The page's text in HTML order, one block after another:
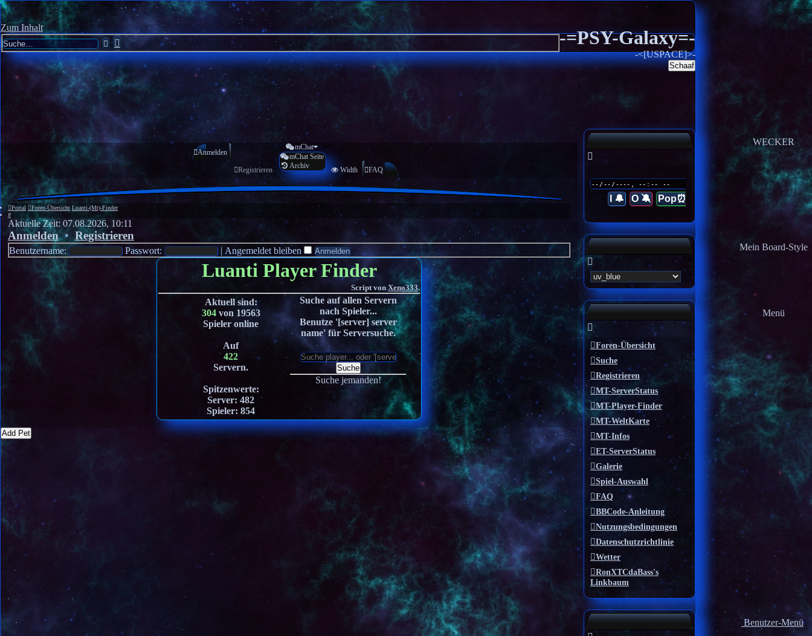
-=PSY-Galaxy=-
-<[USPACE]>-
Schaaf
Zum Inhalt
SucheErweiterte
Suche
Anmelden
Registrieren
mChat
mChat Seite
Archiv
Width FAQ
Portal Foren-Übersicht Luanti-(Mt)-Finder
Suche
Aktuelle Zeit: 07.08.2026, 10:11
Anmelden• Registrieren
Benutzername: Passwort: | Angemeldet bleiben
Luanti Player Finder
Script von Xeno333.
Aktuell sind:
304von 19563
Spieler online
Auf
422
Servern.
Spitzenwerte:
Server: 482
Spieler: 854
Suche auf allen Servern
nach Spieler...
Benutze '[server] server
name' für Serversuche.
Suche
Suche jemanden!
Add Pet
WECKER
I 🔔 O 🔕 Pop⏰
Mein Board-Style
Menü
Foren-Übersicht
Suche
Registrieren
MT-ServerStatus
MT-Player-Finder
MT-WeltKarte
MT-Infos
ET-ServerStatus
Galerie
Spiel-Auswahl
FAQ
BBCode-Anleitung
Nutzungsbedingungen
Datenschutzrichtlinie
Wetter
RonXTCdaBass's
Linkbaum
Benutzer-Menü